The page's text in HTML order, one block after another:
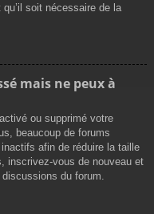
soit nécessaire de la
mais ne peux à
ou supprimé votre
beaucoup de forums
afin de réduire la taille
inscrivez-vous de nouveau et
du forum.